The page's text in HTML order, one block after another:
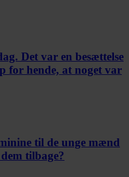
Det var en besættelse
for hende, at noget var
til de unge mænd
tilbage?